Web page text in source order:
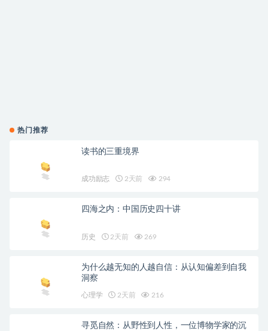
热门推荐
读书的三重境界
成功励志 2天前 294
四海之内：中国历史四十讲
历史 2天前 269
为什么越无知的人越自信：从认知偏差到自我
洞察
心理学 2天前 216
寻觅自然：从野性到人性，一位博物学家的沉